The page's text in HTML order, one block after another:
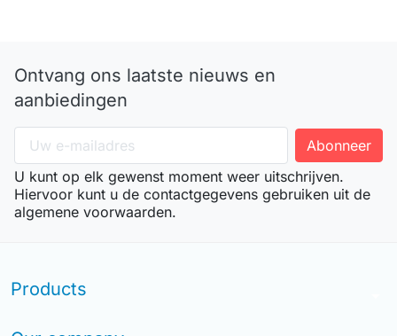
Ontvang ons laatste nieuws en
aanbiedingen
U kunt op elk gewenst moment weer uitschrijven.
Hiervoor kunt u de contactgegevens gebruiken uit de
algemene voorwaarden.
Products